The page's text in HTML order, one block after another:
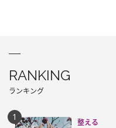
RANKING
ランキング
整える